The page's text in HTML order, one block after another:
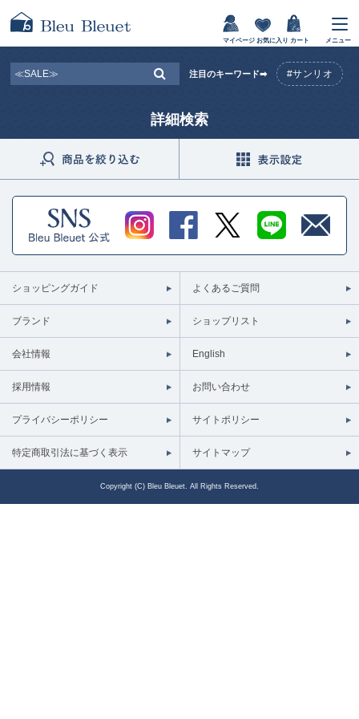
マイページ お気に入り カート メニュー
注目のキーワード➡ #サンリオ
詳細検索
ショッピングガイド よくあるご質問
ブランド ショップリスト
会社情報 English
採用情報 お問い合わせ
プライバシーポリシー サイトポリシー
特定商取引法に基づく表示 サイトマップ
Copyright (C) Bleu Bleuet. All Rights Reserved.